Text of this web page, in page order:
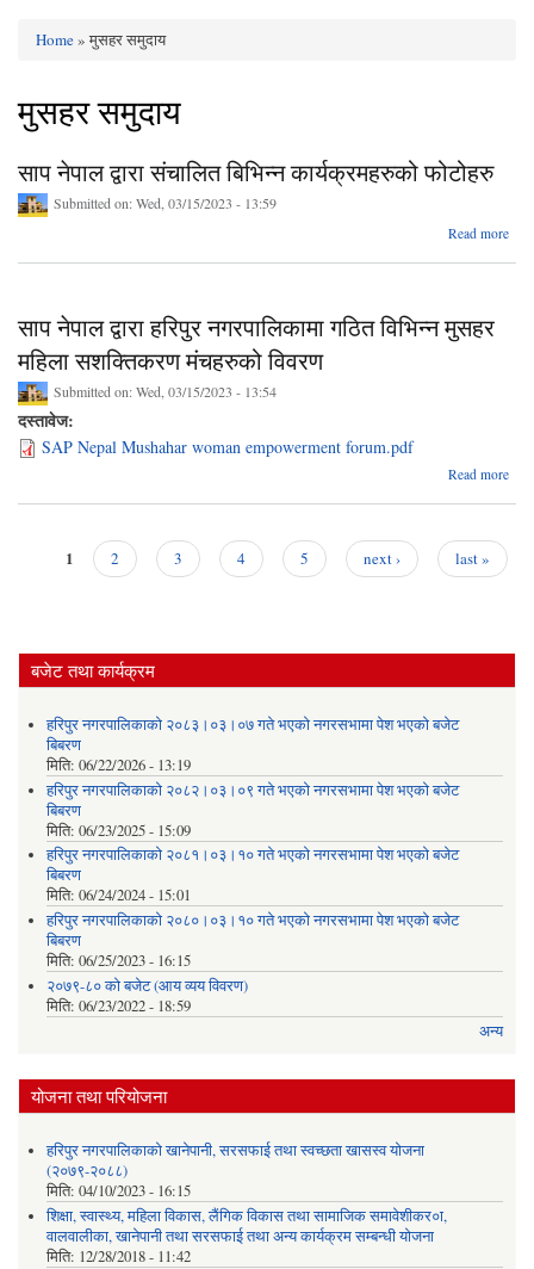
You are here
Home» मुसहर समुदाय
मुसहर समुदाय
साप नेपाल द्वारा संचालित बिभिन्न कार्यक्रमहरुको फोटोहरु
Submitted on:Wed, 03/15/2023 - 13:59
Read more
साप नेपाल द्वारा हरिपुर नगरपालिकामा गठित विभिन्न मुसहर
महिला सशक्तिकरण मंचहरुको विवरण
Submitted on:Wed, 03/15/2023 - 13:54
दस्तावेज:
SAP Nepal Mushahar woman empowerment forum.pdf
Read more
1 2 3 4 5 next › last »
बजेट तथा कार्यक्रम
हरिपुर नगरपालिकाको २०८३।०३।०७ गते भएको नगरसभामा पेश भएको बजेट
बिबरण
मिति: 06/22/2026 - 13:19
हरिपुर नगरपालिकाको २०८२।०३।०९ गते भएको नगरसभामा पेश भएको बजेट
बिबरण
मिति: 06/23/2025 - 15:09
हरिपुर नगरपालिकाको २०८१।०३।१० गते भएको नगरसभामा पेश भएको बजेट
बिबरण
मिति: 06/24/2024 - 15:01
हरिपुर नगरपालिकाको २०८०।०३।१० गते भएको नगरसभामा पेश भएको बजेट
बिबरण
मिति: 06/25/2023 - 16:15
२०७९-८० को बजेट (आय व्यय विवरण)
मिति: 06/23/2022 - 18:59
अन्य
योजना तथा परियोजना
हरिपुर नगरपालिकाको खानेपानी, सरसफाई तथा स्वच्छता खासस्व योजना
(२०७९-२०८८)
मिति: 04/10/2023 - 16:15
शिक्षा, स्वास्थ्य, महिला विकास, लैंगिक विकास तथा सामाजिक समावेशीकर०ा,
वालवालीका, खानेपानी तथा सरसफाई तथा अन्य कार्यक्रम सम्बन्धी योजना
मिति: 12/28/2018 - 11:42